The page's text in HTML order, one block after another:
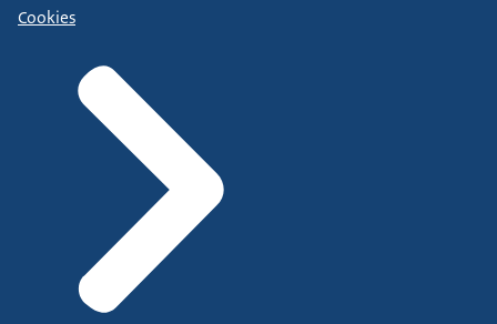
Cookies